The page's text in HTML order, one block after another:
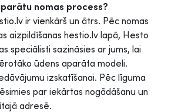
nomas process?
ir vienkārš un ātrs. Pēc nomas
aizpildīšanas hestio.lv lapā, Hesto
speciālisti sazināsies ar jums, lai
ūdens aparāta modeli.
izskatīšanai. Pēc līguma
par iekārtas nogādāšanu un
adresē.